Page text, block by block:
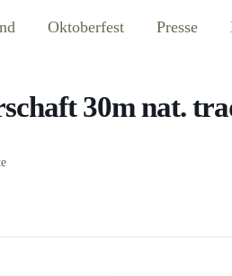
Oktoberfest Presse
30m nat.